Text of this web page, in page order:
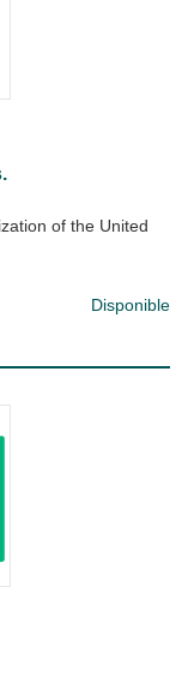
of the United
Disponible